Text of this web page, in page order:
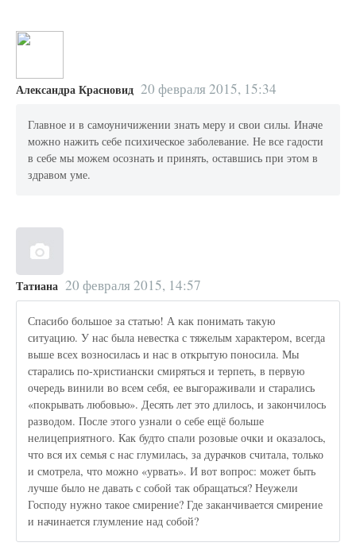
Александра Красновид 20 февраля 2015, 15:34
Главное и в самоуничижении знать меру и свои силы. Иначе
можно нажить себе психическое заболевание. Не все гадости
в себе мы можем осознать и принять, оставшись при этом в
здравом уме.
Татиана 20 февраля 2015, 14:57
Спасибо большое за статью! А как понимать такую
ситуацию. У нас была невестка с тяжелым характером, всегда
выше всех возносилась и нас в открытую поносила. Мы
старались по-христиански смиряться и терпеть, в первую
очередь винили во всем себя, ее выгораживали и старались
«покрывать любовью». Десять лет это длилось, и закончилось
разводом. После этого узнали о себе ещё больше
нелицеприятного. Как будто спали розовые очки и оказалось,
что вся их семья с нас глумилась, за дурачков считала, только
и смотрела, что можно «урвать». И вот вопрос: может быть
лучше было не давать с собой так обращаться? Неужели
Господу нужно такое смирение? Где заканчивается смирение
и начинается глумление над собой?